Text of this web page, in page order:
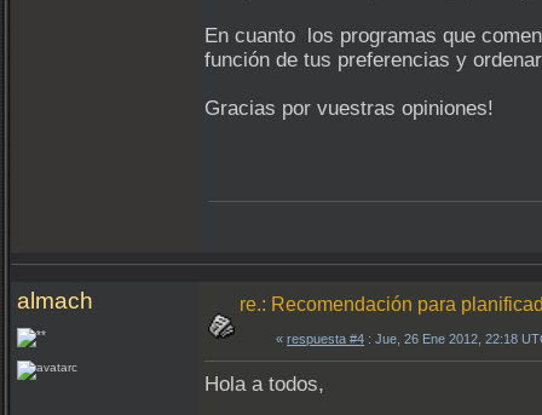
En cuanto los programas que
función de tus preferencias y
Gracias por vuestras opiniones!
almach re.: Recomendación para
« respuesta #4 : Jue, 26 Ene 2012, 22:18
Hola a todos,